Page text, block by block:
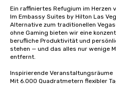
Ein raffiniertes Refugium im Herzen
Im Embassy Suites by Hilton Las
Alternative zum traditionellen
ohne Gaming bieten wir eine
berufliche Produktivität und
stehen — und das alles nur wenige
entfernt.
Inspirierende Veranstaltungsräume
Mit 6.000 Quadratmetern flexibler